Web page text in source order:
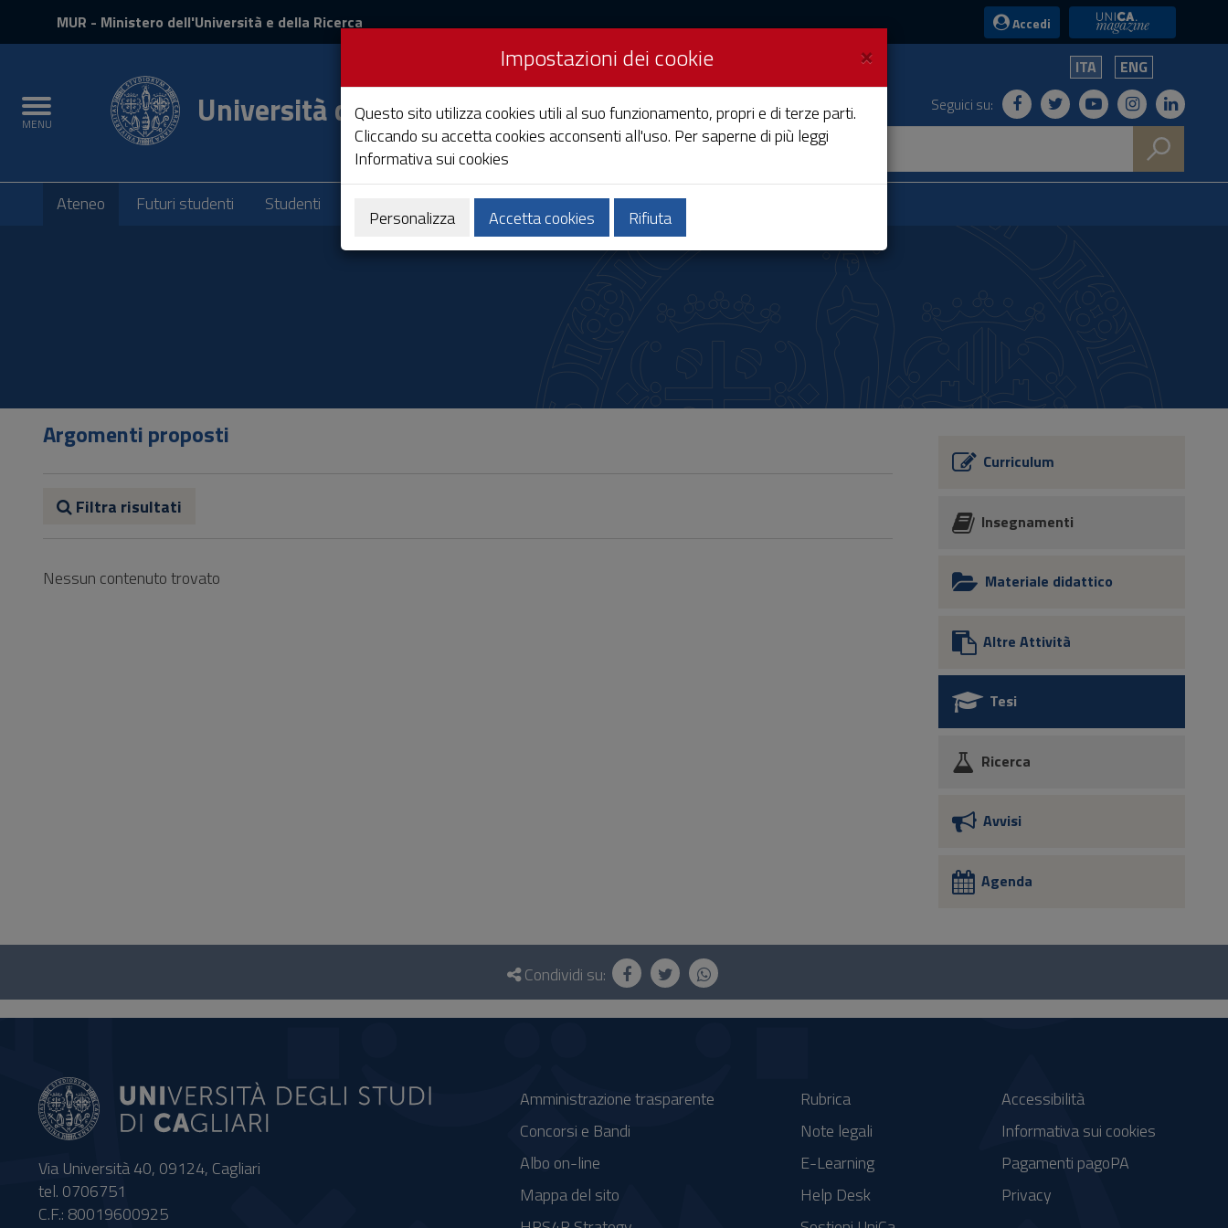
MUR - Ministero dell'Università e della Ricerca Accedi UniCA News
Toggle
navigation
MENU Università degli Studi di Cagliari
ITA ENG
Seguici su:
Submenu
Ateneo Futuri studenti Studenti Ricerca Società e territorio
Argomenti proposti
Filtra risultati
Nessun contenuto trovato
Curriculum
Insegnamenti
Materiale didattico
Altre Attività
Tesi
Ricerca
Avvisi
Agenda
Questionario
social
Condividi su:
Via Università 40, 09124, Cagliari
tel. 0706751
C.F.: 80019600925
Amministrazione trasparente
Concorsi e Bandi
Albo on-line
Mappa del sito
Rubrica
Note legali
E-Learning
Help Desk
Accessibilità
Informativa sui cookies
Pagamenti pagoPA
Privacy
×
Impostazioni dei cookie
Questo sito utilizza cookies utili al suo funzionamento, propri e di terze parti.
Cliccando su accetta cookies acconsenti all'uso. Per saperne di più leggi
Informativa sui cookies
Personalizza Accetta cookies Rifiuta